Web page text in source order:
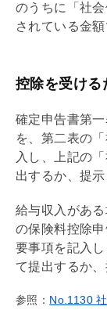
のうちに「社
されている金
控除を受ける
確定申告書第
を、第二表の
入し、上記の
出するか、提示
給与収入があ
の保険料控除
要事項を記入
て提出するか、
参照： No.1130